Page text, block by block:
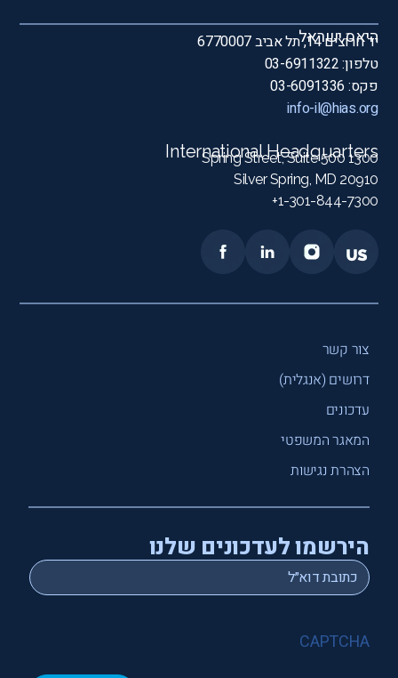
היאס ישראל
יד חרוצים 14, תל אביב 6770007
טלפון: 03-6911322
פקס: 03-6091336
info-il@hias.org
International Headquarters
1300 Spring Street, Suite 500
Silver Spring, MD 20910
1-301-844-7300+
צור קשר
דרושים (אנגלית)
עדכונים
המאגר המשפטי
הצהרת נגישות
הירשמו לעדכונים שלנו
Email
*
CAPTCHA